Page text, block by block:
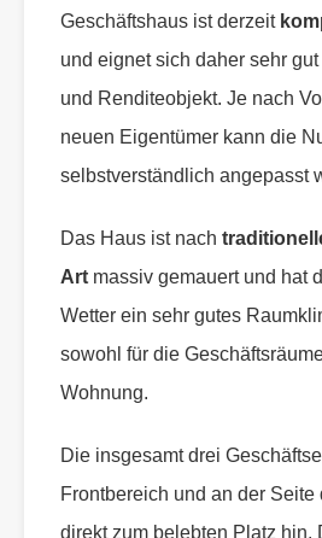
Geschäftshaus ist derzeit
und eignet sich daher sehr
und Renditeobjekt. Je nach
neuen Eigentümer kann die
selbstverständlich angepasst
Das Haus ist nach
Art massiv gemauert und hat
Wetter ein sehr gutes
sowohl für die
Wohnung.
Die insgesamt drei
Frontbereich und an der Seite
direkt zum belebten Platz hin.